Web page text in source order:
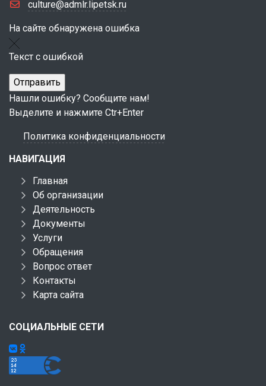
culture@admlr.lipetsk.ru
На сайте обнаружена ошибка
Текст с ошибкой
Нашли ошибку? Сообщите нам!
Выделите и нажмите Ctr+Enter
Политика конфиденциальности
НАВИГАЦИЯ
Главная
Об организации
Деятельность
Документы
Услуги
Обращения
Вопрос ответ
Контакты
Карта сайта
СОЦИАЛЬНЫЕ СЕТИ